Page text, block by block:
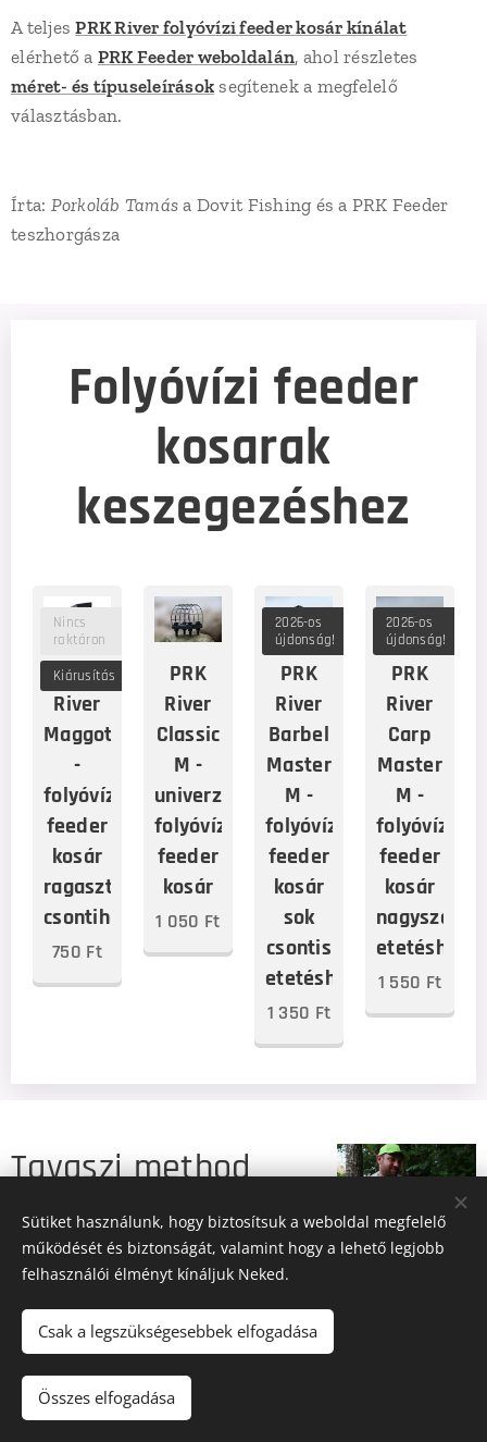
A teljesPRK River folyóvízi feeder kosár kínálat
elérhető a PRK Feeder weboldalán, ahol részletes
méret- és típuseleírások segítenek a megfelelő
választásban.
Írta: Porkoláb Tamás a Dovit Fishing és a PRK Feeder
teszhorgásza
Folyóvízi feeder
kosarak
keszegezéshez
PRK
River
Maggot
-
folyóvízi
feeder
kosár
ragasztott
csontihoz
Nincs
raktáron
Kiárusítás
750 Ft
PRK
River
Classic
M -
univerzális
folyóvízi
feeder
kosár
1 050 Ft
PRK
River
Barbel
Master
M -
folyóvízi
feeder
kosár
sok
csontis
etetéshez
2026-os
újdonság!
1 350 Ft
PRK
River
Carp
Master
M -
folyóvízi
feeder
kosár
etetéshez
2026-os
újdonság!
1 550 Ft
Tavaszi method
feederezés
csatornán –
keszegre és
pontyra PRK 4in1
Hybrid Method
Sütiket használunk, hogy biztosítsuk a weboldal megfelelő
működését és biztonságát, valamint hogy a lehető legjobb
felhasználói élményt kínáljuk Neked.
Csak a legszükségesebbek elfogadása
Összes elfogadása